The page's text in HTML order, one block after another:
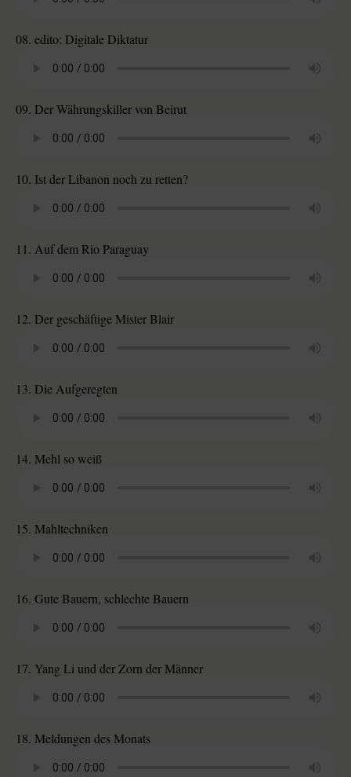
08. edito: Digitale Diktatur
09. Der Währungskiller von Beirut
10. Ist der Libanon noch zu retten?
11. Auf dem Rio Paraguay
12. Der geschäftige Mister Blair
13. Die Aufgeregten
14. Mehl so weiß
15. Mahltechniken
16. Gute Bauern, schlechte Bauern
17. Yang Li und der Zorn der Männer
18. Meldungen des Monats